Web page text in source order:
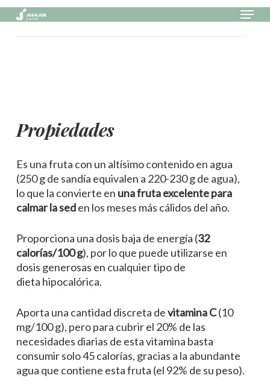
Skip
to
Menu
Propiedades
Es una fruta con un altísimo contenido en agua
(250 g de sandía equivalen a 220-230 g de agua),
lo que la convierte en una fruta excelente para
calmar la seden los meses más cálidos del año.
Proporciona una dosis baja de energía (32
calorías/100 g), por lo que puede utilizarse en
dosis generosas en cualquier tipo de
dieta hipocalórica.
Aporta una cantidad discreta devitamina C(10
mg/100 g), pero para cubrir el 20% de las
necesidades diarias de esta vitamina basta
consumir solo 45 calorías, gracias a la abundante
agua que contiene esta fruta (el 92% de su peso).